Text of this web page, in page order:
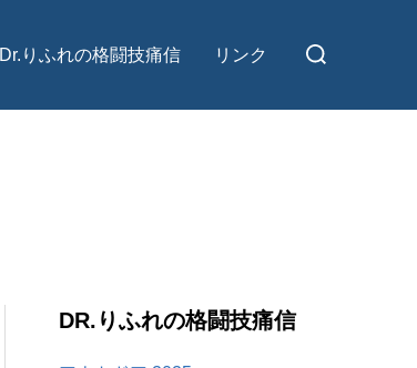
Dr.りふれの格闘技痛信 リンク
検
DR.りふれの格闘技痛信